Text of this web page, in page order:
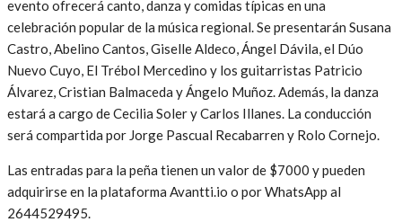
evento ofrecerá canto, danza y comidas típicas en una
celebración popular de la música regional. Se presentarán Susana
Castro, Abelino Cantos, Giselle Aldeco, Ángel Dávila, el Dúo
Nuevo Cuyo, El Trébol Mercedino y los guitarristas Patricio
Álvarez, Cristian Balmaceda y Ángelo Muñoz. Además, la danza
estará a cargo de Cecilia Soler y Carlos Illanes. La conducción
será compartida por Jorge Pascual Recabarren y Rolo Cornejo.
Las entradas para la peña tienen un valor de $7000 y pueden
adquirirse en la plataforma Avantti.io o por WhatsApp al
2644529495.